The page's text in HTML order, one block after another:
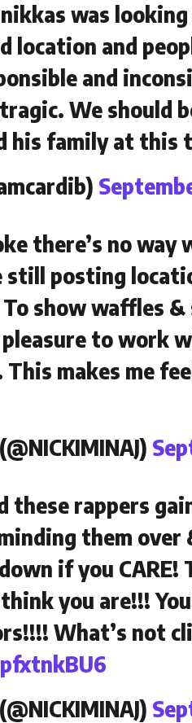
was looking
location and
and
We should
his family at this
there’s no way
still posting
show waffles &
pleasure to work
makes me
these rappers
them over
if you CARE!
you are!!!
What’s not